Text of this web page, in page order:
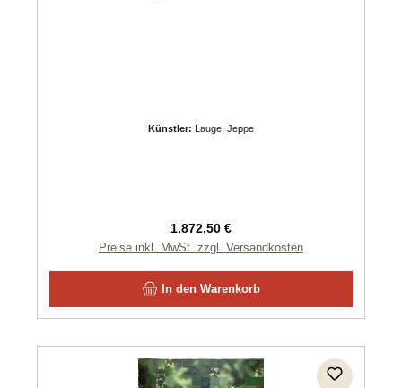
Künstler: Lauge, Jeppe
Regulärer Preis:
1.872,50 €
Preise inkl. MwSt. zzgl. Versandkosten
In den Warenkorb